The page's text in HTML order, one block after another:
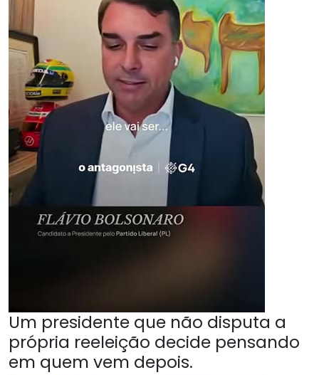
Um presidente que não disputa a
própria reeleição decide pensando
em quem vem depois.